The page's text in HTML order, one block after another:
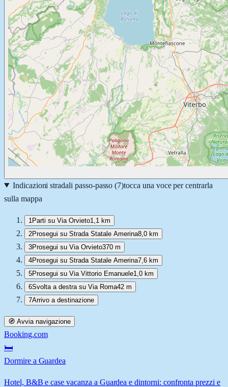
Indicazioni stradali passo-passo (7)tocca una voce per centrarla
sulla mappa
1 Parti su Via Orvieto1,1 km
2Prosegui su Strada Statale Amerina8,0 km
3Prosegui su Via Orvieto370 m
4Prosegui su Strada Statale Amerina7,6 km
5Prosegui su Via Vittorio Emanuele1,0 km
6Svolta a destra su Via Roma42 m
7Arrivo a destinazione
🧭 Avvia navigazione
Booking.com
🛏️
Dormire a Guardea
Hotel, B&B e case vacanza a Guardea e dintorni: confronta prezzi e